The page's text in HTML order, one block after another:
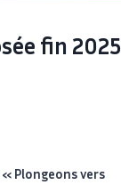
fin 2025
Plongeons vers